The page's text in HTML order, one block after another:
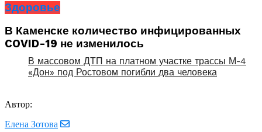
В массовом ДТП на платном участке трассы М-4
«Дон» под Ростовом погибли два человека
Здоровье
В Каменске количество инфицированных
COVID-19 не изменилось
Автор:
Елена Зотова